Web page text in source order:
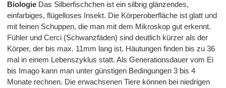
Biologie Das Silberfischchen ist ein silbrig glänzendes,
einfarbiges, flügelloses Insekt. Die Körperoberfläche ist glatt und
mit feinen Schuppen, die man mit dem Mikroskop gut erkennt.
Fühler und Cerci (Schwanzfäden) sind deutlich kürzer als der
Körper, der bis max. 11mm lang ist. Häutungen finden bis zu 36
mal in einem Lebenszyklus statt. Als Generationsdauer vom Ei
bis Imago kann man unter günstigen Bedingungen 3 bis 4
Monate rechnen. Die erwachsenen Tiere können bei niedrigen